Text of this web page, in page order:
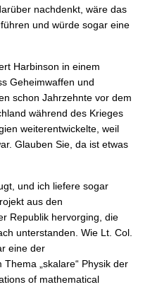
nachdenkt, wäre das
und würde sogar eine
Harbinson in einem
Geheimwaffen und
schon Jahrzehnte vor dem
während des Krieges
weiterentwickelte, weil
Glauben Sie, da ist etwas
und ich liefere sogar
aus den
Republik hervorging, die
unterstanden. Wie Lt. Col.
eine der
„skalare“ Physik der
of mathematical